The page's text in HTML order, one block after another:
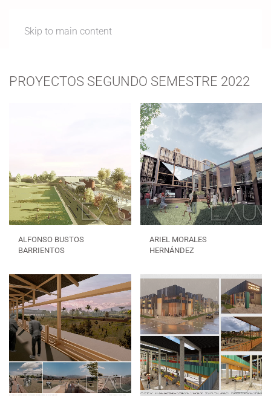
Skip to main content
PROYECTOS SEGUNDO SEMESTRE 2022
ALFONSO BUSTOS
BARRIENTOS
ARIEL MORALES
HERNÁNDEZ